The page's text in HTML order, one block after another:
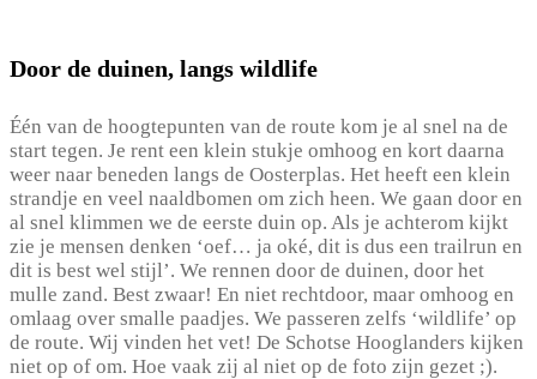
Door de duinen, langs wildlife
Één van de hoogtepunten van de route kom je al snel na de
start tegen. Je rent een klein stukje omhoog en kort daarna
weer naar beneden langs de Oosterplas. Het heeft een klein
strandje en veel naaldbomen om zich heen. We gaan door en
al snel klimmen we de eerste duin op. Als je achterom kijkt
zie je mensen denken ‘oef… ja oké, dit is dus een trailrun en
dit is best wel stijl’. We rennen door de duinen, door het
mulle zand. Best zwaar! En niet rechtdoor, maar omhoog en
omlaag over smalle paadjes. We passeren zelfs ‘wildlife’ op
de route. Wij vinden het vet! De Schotse Hooglanders kijken
niet op of om. Hoe vaak zij al niet op de foto zijn gezet ;).